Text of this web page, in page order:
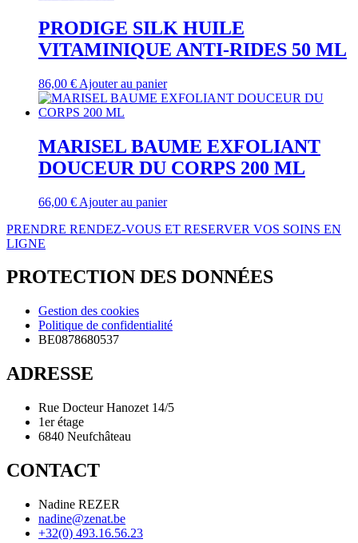
PRODIGE SILK HUILE
VITAMINIQUE ANTI-RIDES 50 ML
86,00 € Ajouter au panier
MARISEL BAUME EXFOLIANT
DOUCEUR DU CORPS 200 ML
66,00 € Ajouter au panier
PRENDRE RENDEZ-VOUS ET RESERVER VOS SOINS EN
LIGNE
PROTECTION DES DONNÉES
Gestion des cookies
Politique de confidentialité
BE0878680537
ADRESSE
Rue Docteur Hanozet 14/5
1er étage
6840 Neufchâteau
CONTACT
Nadine REZER
nadine@zenat.be
+32(0) 493.16.56.23